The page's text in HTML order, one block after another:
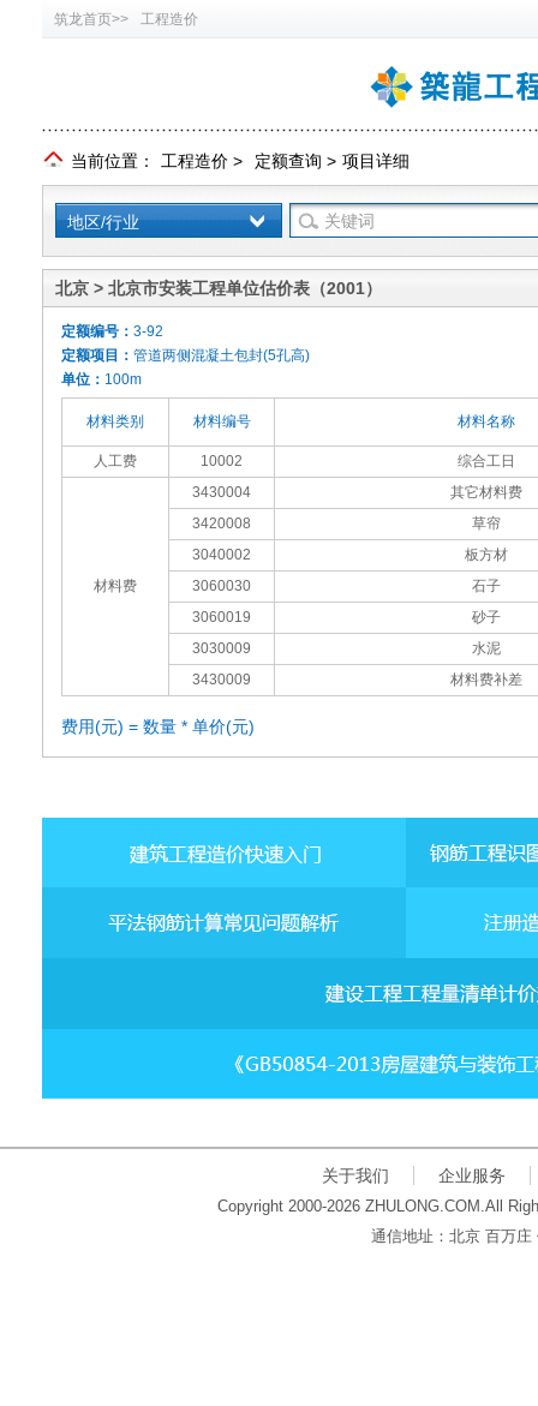
筑龙首页>> 工程造价
当前位置： 工程造价 > 定额查询 > 项目详细
地区/行业
北京 > 北京市安装工程单位估价表（2001）
定额编号： 3-92
定额项目： 管道两侧混凝土包封(5孔高)
单位： 100m
材料类别 材料编号 材料名称
人工费 10002 综合工日
材料费
3430004
其它材料费
3420008
草帘
3040002
板方材
3060030
石子
3060019
砂子
3030009
水泥
3430009
材料费补差
费用(元) = 数量 * 单价(元)
关于我们 企业服务
Copyright 2000-2026 ZHULONG.COM.All
通信地址：北京 百万